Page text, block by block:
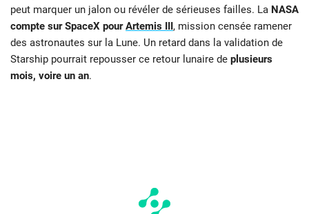
peut marquer un jalon ou révéler de sérieuses failles. La NASA
compte sur SpaceX pourArtemis III, mission censée ramener
des astronautes sur la Lune. Un retard dans la validation de
Starship pourrait repousser ce retour lunaire de plusieurs
mois, voire un an.